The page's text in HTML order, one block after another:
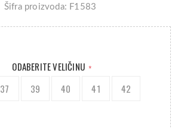
Šifra proizvoda: F1583
ODABERITE VELIČINU *
37 39 40 41 42